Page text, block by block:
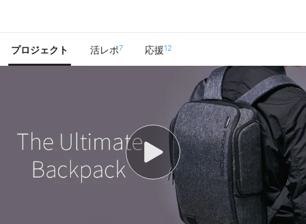
プロジェクト 活レポ7 応援12